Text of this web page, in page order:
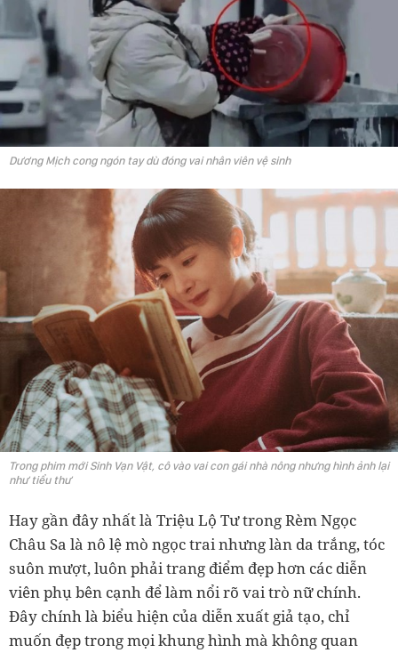
Dương Mịch cong ngón tay dù đóng vai nhân viên vệ sinh
Trong phim mới Sinh Vạn Vật, cô vào vai con gái nhà nông nhưng hình ảnh lại
như tiểu thư
Hay gần đây nhất là Triệu Lộ Tư trong Rèm Ngọc
Châu Sa là nô lệ mò ngọc trai nhưng làn da trắng, tóc
suôn mượt, luôn phải trang điểm đẹp hơn các diễn
viên phụ bên cạnh để làm nổi rõ vai trò nữ chính.
Đây chính là biểu hiện của diễn xuất giả tạo, chỉ
muốn đẹp trong mọi khung hình mà không quan